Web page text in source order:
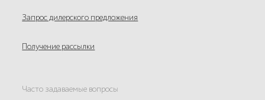
Запрос дилерского предложения
Получение рассылки
Часто задаваемые вопросы